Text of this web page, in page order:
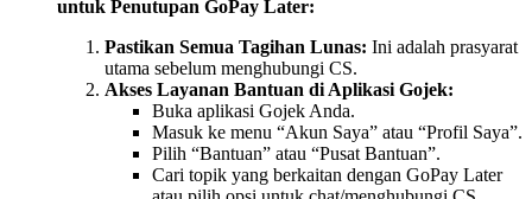
untuk Penutupan GoPay Later:
Pastikan Semua Tagihan Lunas: Ini adalah prasyarat
utama sebelum menghubungi CS.
Akses Layanan Bantuan di Aplikasi Gojek:
Buka aplikasi Gojek Anda.
Masuk ke menu “Akun Saya” atau “Profil Saya”.
Pilih “Bantuan” atau “Pusat Bantuan”.
Cari topik yang berkaitan dengan GoPay Later